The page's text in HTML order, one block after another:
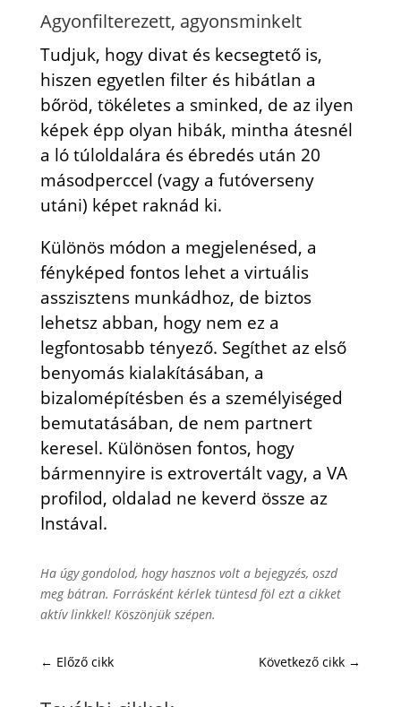
Agyonfilterezett, agyonsminkelt
Tudjuk, hogy divat és kecsegtető is,
hiszen egyetlen filter és hibátlan a
bőröd, tökéletes a sminked, de az ilyen
képek épp olyan hibák, mintha átesnél
a ló túloldalára és ébredés után 20
másodperccel (vagy a futóverseny
utáni) képet raknád ki.
Különös módon a megjelenésed, a
fényképed fontos lehet a virtuális
asszisztens munkádhoz, de biztos
lehetsz abban, hogy nem ez a
legfontosabb tényező. Segíthet az első
benyomás kialakításában, a
bizalomépítésben és a személyiséged
bemutatásában, de nem partnert
keresel. Különösen fontos, hogy
bármennyire is extrovertált vagy, a VA
profilod, oldalad ne keverd össze az
Instával.
Ha úgy gondolod, hogy hasznos volt a bejegyzés, oszd
meg bátran. Forrásként kérlek tüntesd föl ezt a cikket
aktív linkkel! Köszönjük szépen.
← Előző cikk Következő cikk →